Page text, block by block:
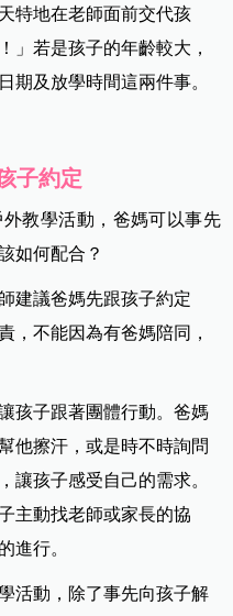
特地在老師面前交代孩
」若是孩子的年齡較大，
期及放學時間這兩件事。
子約定
教學活動，爸媽可以事先
如何配合？
建議爸媽先跟孩子約定
，不能因為有爸媽陪同，
孩子跟著團體行動。爸媽
他擦汗，或是時不時詢問
讓孩子感受自己的需求。
主動找老師或家長的協
進行。
活動，除了事先向孩子解